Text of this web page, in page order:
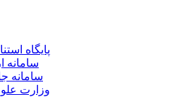
پایگاه
سامانه
سامانه
وزارت